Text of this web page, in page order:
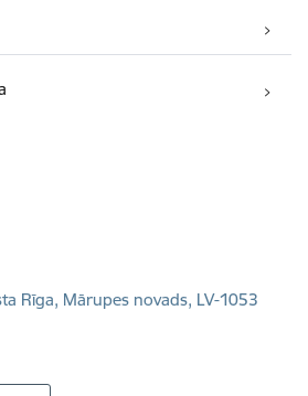
Rīga, Mārupes novads, LV-1053